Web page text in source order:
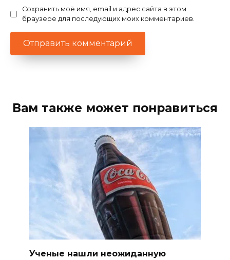
Сохранить моё имя, email и адрес сайта в этом
браузере для последующих моих комментариев.
Вам также может понравиться
Ученые нашли неожиданную